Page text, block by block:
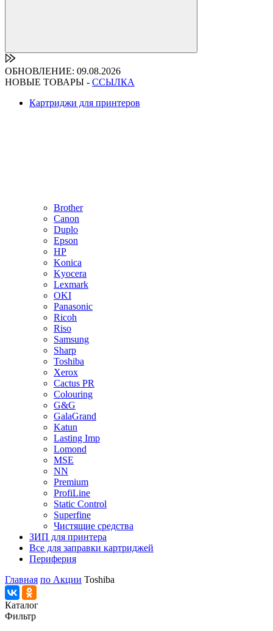
ОБНОВЛЕНИЕ: 09.08.2026
НОВЫЕ ТОВАРЫ - ССЫЛКА
Картриджи для принтеров
Brother
Canon
Duplo
Epson
HP
Konica
Kyocera
Lexmark
OKI
Panasonic
Ricoh
Riso
Samsung
Sharp
Toshiba
Xerox
Cactus PR
Colouring
G&G
GalaGrand
Katun
Lasting Imp
Lomond
MSE
NN
Premium
ProfiLine
Static Control
Superfine
Чистящие средства
ЗИП для принтера
Все для заправки картриджей
Периферия
Главная по Акции Toshiba
Каталог
Фильтр